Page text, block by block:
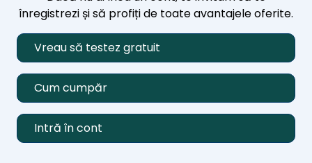
înregistrezi și să profiți de toate avantajele oferite.
Vreau să testez gratuit
Cum cumpăr
Intră în cont